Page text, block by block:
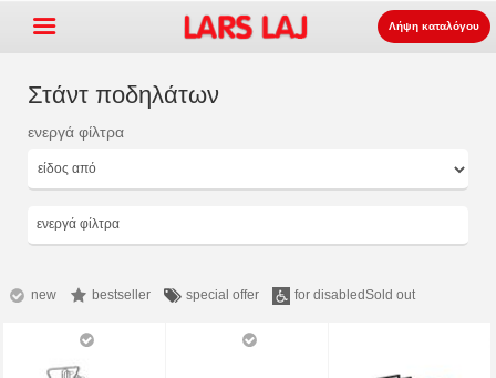
εξοπλισμός παιδότοπων
επιφάνεια +
Σχετικά με εμάς +
Επικοινωνία
Λήψη καταλόγου
Στάντ ποδηλάτων
ενεργά φίλτρα
ενεργά φίλτρα
new bestseller special offer for disabledSold out